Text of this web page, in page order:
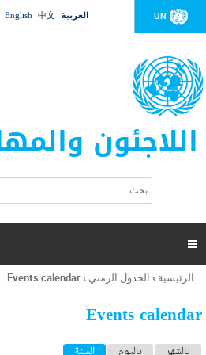
to navigation UN العربية 中文
English
اللاجئون
ت
ر
ل
ح
ب

أنت
هنا
الرئيسية › الجدول الزمني ›
Events calendar
Events calendar